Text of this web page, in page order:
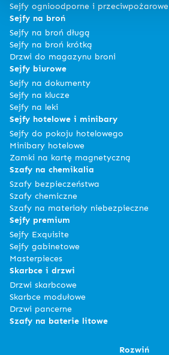
Sejfy ognioodporne i przeciwpożarowe
Sejfy na broń
Sejfy na broń długą
Sejfy na broń krótką
Drzwi do magazynu broni
Sejfy biurowe
Sejfy na dokumenty
Sejfy na klucze
Sejfy na leki
Sejfy hotelowe i minibary
Sejfy do pokoju hotelowego
Minibary hotelowe
Zamki na kartę magnetyczną
Szafy na chemikalia
Szafy bezpieczeństwa
Szafy chemiczne
Szafy na materiały niebezpieczne
Sejfy premium
Sejfy Exquisite
Sejfy gabinetowe
Masterpieces
Skarbce i drzwi
Drzwi skarbcowe
Skarbce modułowe
Drzwi pancerne
Szafy na baterie litowe
Rozwiń